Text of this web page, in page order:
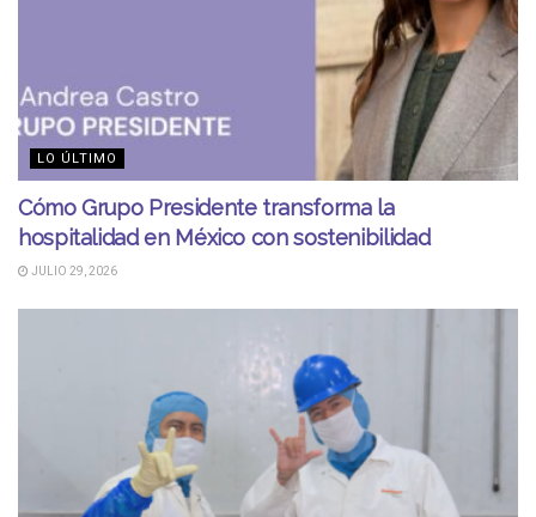
LO ÚLTIMO
Cómo Grupo Presidente transforma la
hospitalidad en México con sostenibilidad
JULIO 29, 2026